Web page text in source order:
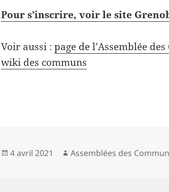
Pour s’inscrire, voir le site
Voir aussi :page de l’Assemblée
wiki des communs
Publié
4 avril 2021 Auteur
Assemblées des